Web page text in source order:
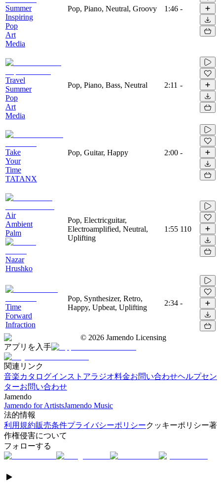
Summer
Inspiring
Pop
Art
Media
Pop, Piano, Neutral, Groovy 1:46 -
Travel
Summer
Pop
Art
Media
Pop, Piano, Bass, Neutral 2:11 -
Take
Your
Time
TATANX
Pop, Guitar, Happy 2:00 -
Air
Ambient
Palm
Nazar
Hrushko
Pop, Electricguitar,
Electroamplified, Neutral,
Uplifting
1:55 110
Time
Forward
Infraction
Pop, Synthesizer, Retro,
Happy, Upbeat, Uplifting
2:34 -
© 2026 Jamendo Licensing
アプリを入手
関連リンク
音楽カタログインストアラジオ料金お問い合わせヘルプセン
ターお問い合わせ
Jamendo
Jamendo for ArtistsJamendo Music
法的情報
利用規約販売条件プライバシーポリシークッキーポリシー著
作権侵害について
フォローする